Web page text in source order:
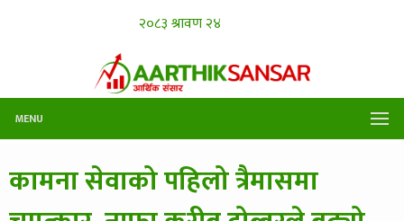
MENU
कामना सेवाको पहिलो त्रैमासमा